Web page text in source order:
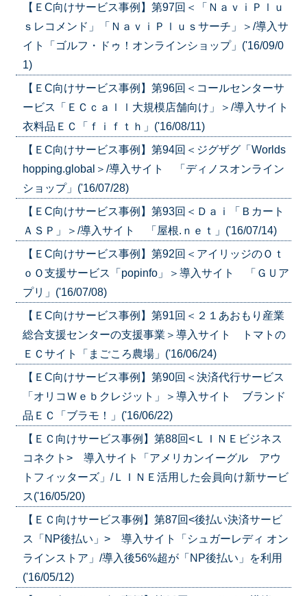
【ＥC向けサービス事例】第97回＜「ＮａｖｉＰｌｕ
ｓレコメンド」「ＮａｖｉＰｌｕｓサーチ」＞/導入サ
イト「ゴルフ・ドゥ！オンラインショップ」('16/09/0
1)
【ＥC向けサービス事例】第96回＜コールセンターサ
ービス「ＥＣｃａｌｌ大規模店舗向け」＞/導入サイト
衣料品ＥＣ「ｆｉｆｔｈ」('16/08/11)
【ＥC向けサービス事例】第94回＜ジグザグ「Worlds
hopping.global＞/導入サイト 「ディノスオンライン
ショップ」('16/07/28)
【ＥC向けサービス事例】第93回＜Ｄａｉ「Ｂカート
ＡＳＰ」＞/導入サイト 「屋根.ｎｅｔ」('16/07/14)
【ＥC向けサービス事例】第92回＜アイリッジのＯｔ
ｏＯ支援サービス「popinfo」＞導入サイト 「ＧＵア
プリ」('16/07/08)
【ＥC向けサービス事例】第91回＜２１あおもり産業
総合支援センターの支援事業＞導入サイト トマトの
ＥＣサイト「まごころ農場」('16/06/24)
【ＥC向けサービス事例】第90回＜決済代行サービス
「オリコＷｅｂクレジット」＞導入サイト ブランド
品ＥＣ「ブラモ！」('16/06/22)
【ＥＣ向けサービス事例】第88回<ＬＩＮＥビジネス
コネクト> 導入サイト「アメリカンイーグル アウ
トフィッターズ」/ＬＩＮＥ活用した会員向け新サービ
ス('16/05/20)
【ＥＣ向けサービス事例】第87回<後払い決済サービ
ス「NP後払い」> 導入サイト「シュガーレディ オン
ラインストア」/導入後56%超が「NP後払い」を利用
('16/05/12)